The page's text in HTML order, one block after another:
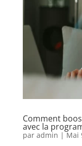
Comment
avec la
par admin |Mai